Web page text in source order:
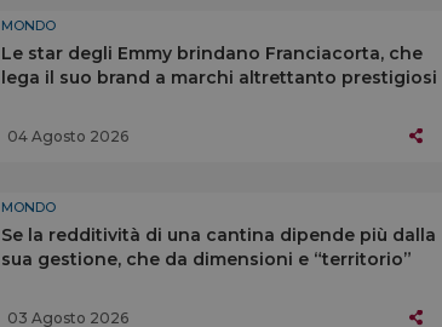
MONDO
Le star degli Emmy brindano Franciacorta, che
lega il suo brand a marchi altrettanto prestigiosi
04 Agosto 2026
MONDO
Se la redditività di una cantina dipende più dalla
sua gestione, che da dimensioni e “territorio”
03 Agosto 2026